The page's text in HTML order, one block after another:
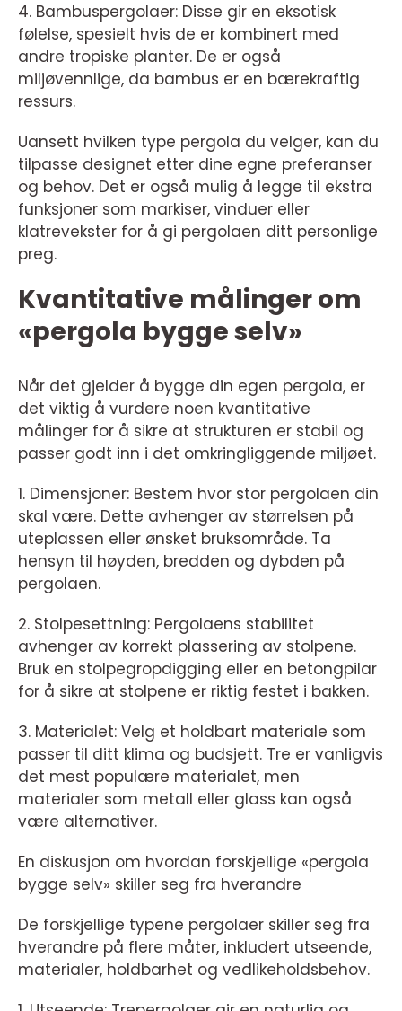
4. Bambuspergolaer: Disse gir en eksotisk
følelse, spesielt hvis de er kombinert med
andre tropiske planter. De er også
miljøvennlige, da bambus er en bærekraftig
ressurs.
Uansett hvilken type pergola du velger, kan du
tilpasse designet etter dine egne preferanser
og behov. Det er også mulig å legge til ekstra
funksjoner som markiser, vinduer eller
klatrevekster for å gi pergolaen ditt personlige
preg.
Kvantitative målinger om
«pergola bygge selv»
Når det gjelder å bygge din egen pergola, er
det viktig å vurdere noen kvantitative
målinger for å sikre at strukturen er stabil og
passer godt inn i det omkringliggende miljøet.
1. Dimensjoner: Bestem hvor stor pergolaen din
skal være. Dette avhenger av størrelsen på
uteplassen eller ønsket bruksområde. Ta
hensyn til høyden, bredden og dybden på
pergolaen.
2. Stolpesettning: Pergolaens stabilitet
avhenger av korrekt plassering av stolpene.
Bruk en stolpegropdigging eller en betongpilar
for å sikre at stolpene er riktig festet i bakken.
3. Materialet: Velg et holdbart materiale som
passer til ditt klima og budsjett. Tre er vanligvis
det mest populære materialet, men
materialer som metall eller glass kan også
være alternativer.
En diskusjon om hvordan forskjellige «pergola
bygge selv» skiller seg fra hverandre
De forskjellige typene pergolaer skiller seg fra
hverandre på flere måter, inkludert utseende,
materialer, holdbarhet og vedlikeholdsbehov.